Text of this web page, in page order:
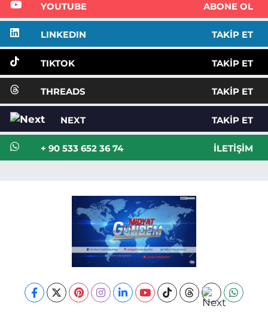
YOUTUBE ABONE OL
LINKEDIN TAKIP ET
TIKTOK TAKIP ET
THREADS TAKIP ET
NEXT TAKIP ET
+ 90 533 652 36 74 İLETIŞIM